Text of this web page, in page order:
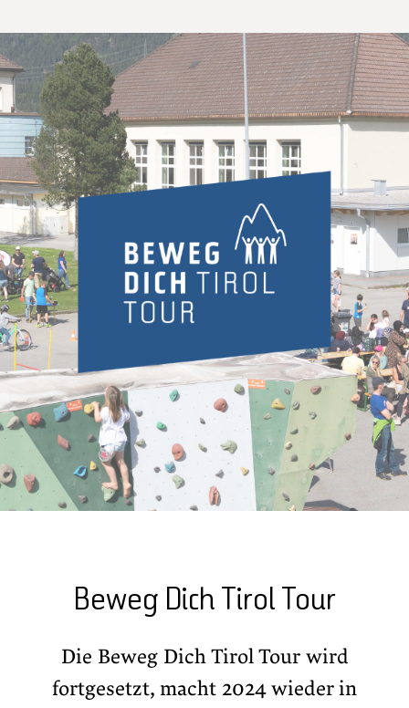
Beweg Dich Tirol Tour
Die Beweg Dich Tirol Tour wird
fortgesetzt, macht 2024 wieder in